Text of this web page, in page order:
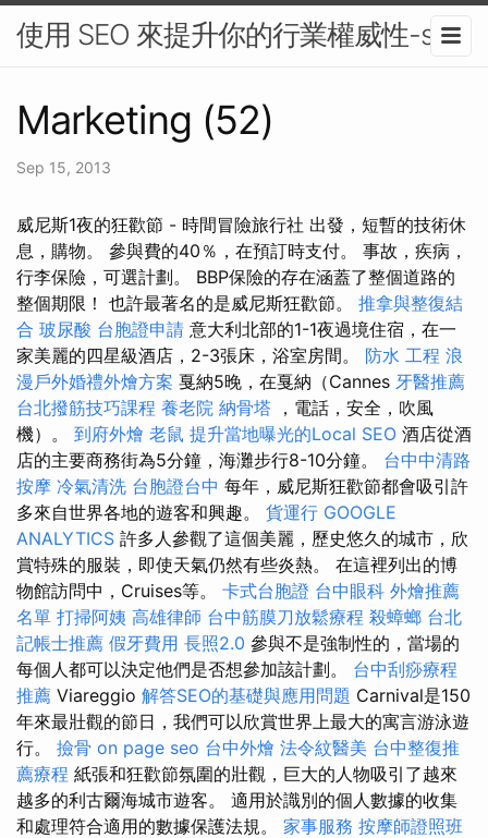
使用 SEO 來提升你的行業權威性-seo
Marketing (52)
Sep 15, 2013
威尼斯1夜的狂歡節 - 時間冒險旅行社 出發，短暫的技術休
息，購物。 參與費的40％，在預訂時支付。 事故，疾病，
行李保險，可選計劃。 BBP保險的存在涵蓋了整個道路的
整個期限！ 也許最著名的是威尼斯狂歡節。 推拿與整復結
合 玻尿酸 台胞證申請 意大利北部的1-1夜過境住宿，在一
家美麗的四星級酒店，2-3張床，浴室房間。 防水 工程 浪
漫戶外婚禮外燴方案 戛納5晚，在戛納（Cannes 牙醫推薦
台北撥筋技巧課程 養老院 納骨塔 ，電話，安全，吹風
機）。 到府外燴 老鼠 提升當地曝光的Local SEO 酒店從酒
店的主要商務街為5分鐘，海灘步行8-10分鐘。 台中中清路
按摩 冷氣清洗 台胞證台中 每年，威尼斯狂歡節都會吸引許
多來自世界各地的遊客和興趣。 貨運行 GOOGLE
ANALYTICS 許多人參觀了這個美麗，歷史悠久的城市，欣
賞特殊的服裝，即使天氣仍然有些炎熱。 在這裡列出的博
物館訪問中，Cruises等。 卡式台胞證 台中眼科 外燴推薦
名單 打掃阿姨 高雄律師 台中筋膜刀放鬆療程 殺蟑螂 台北
記帳士推薦 假牙費用 長照2.0 參與不是強制性的，當場的
每個人都可以決定他們是否想參加該計劃。 台中刮痧療程
推薦 Viareggio 解答SEO的基礎與應用問題 Carnival是150
年來最壯觀的節日，我們可以欣賞世界上最大的寓言游泳遊
行。 撿骨 on page seo 台中外燴 法令紋醫美 台中整復推
薦療程 紙張和狂歡節氛圍的壯觀，巨大的人物吸引了越來
越多的利古爾海城市遊客。 適用於識別的個人數據的收集
和處理符合適用的數據保護法規。 家事服務 按摩師證照班